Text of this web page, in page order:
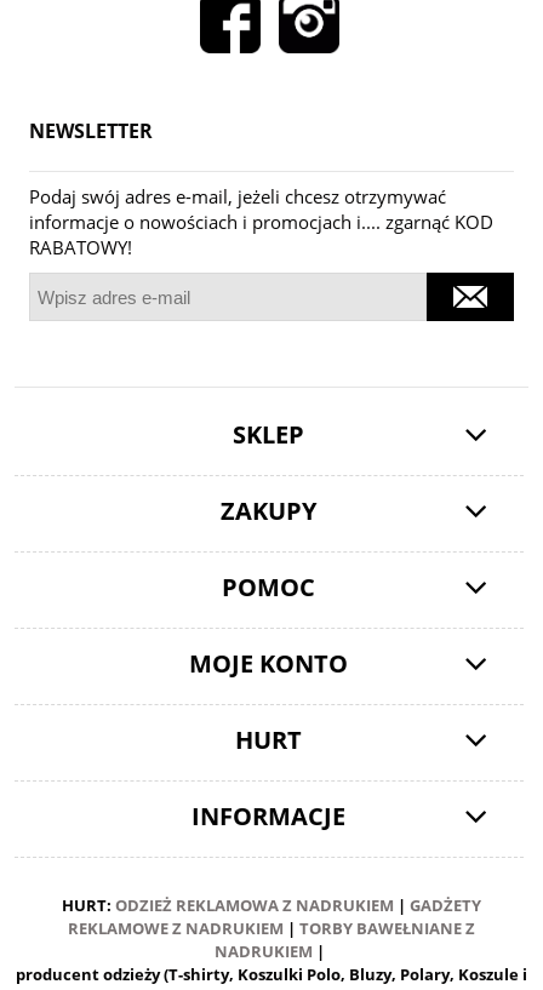
NEWSLETTER
Podaj swój adres e-mail, jeżeli chcesz otrzymywać
informacje o nowościach i promocjach i.... zgarnąć KOD
RABATOWY!
SKLEP
ZAKUPY
POMOC
MOJE KONTO
HURT
INFORMACJE
HURT: ODZIEŻ REKLAMOWA Z NADRUKIEM | GADŻETY
REKLAMOWE Z NADRUKIEM | TORBY BAWEŁNIANE Z
NADRUKIEM |
producent odzieży (T-shirty, Koszulki Polo, Bluzy, Polary, Koszule i